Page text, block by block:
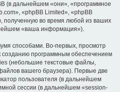
(в дальнейшем «они», «программное
«phpBB Limited», «phpBB
полученную во время любой из ваших
«ваша информация»).
способами. Во-первых, просмотр
созданию программным обеспечением
(небольшие текстовые файлы,
вашего браузера). Первые две
пользователя (в дальнейшем
сессии (в дальнейшем «session-